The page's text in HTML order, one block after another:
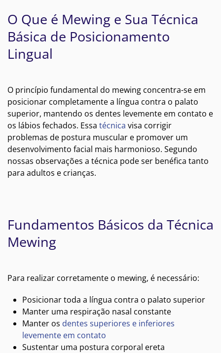
O Que é Mewing e Sua Técnica
Básica de Posicionamento
Lingual
O princípio fundamental do mewing concentra-se em
posicionar completamente a língua contra o palato
superior, mantendo os dentes levemente em contato e
os lábios fechados. Essa técnica visa corrigir
problemas de postura muscular e promover um
desenvolvimento facial mais harmonioso. Segundo
nossas observações a técnica pode ser benéfica tanto
para adultos e crianças.
Fundamentos Básicos da Técnica
Mewing
Para realizar corretamente o mewing, é necessário:
Posicionar toda a língua contra o palato superior
Manter uma respiração nasal constante
Manter os dentes superiores e inferiores
levemente em contato
Sustentar uma postura corporal ereta